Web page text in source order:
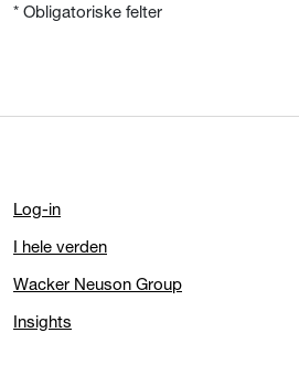
* Obligatoriske felter
Log-in
I hele verden
Wacker Neuson Group
Insights